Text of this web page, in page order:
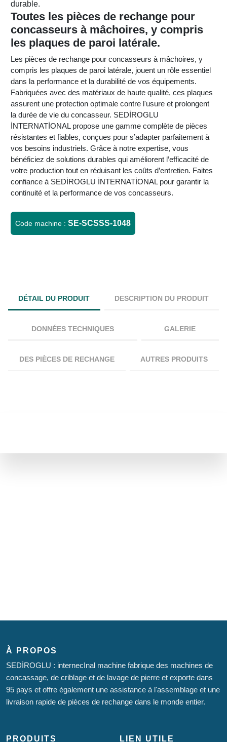
durable.
Toutes les pièces de rechange pour
concasseurs à mâchoires, y compris
les plaques de paroi latérale.
Les pièces de rechange pour concasseurs à mâchoires, y
compris les plaques de paroi latérale, jouent un rôle essentiel
dans la performance et la durabilité de vos équipements.
Fabriquées avec des matériaux de haute qualité, ces plaques
assurent une protection optimale contre l'usure et prolongent
la durée de vie du concasseur. SEDİROGLU
İNTERNATİONAL propose une gamme complète de pièces
résistantes et fiables, conçues pour s’adapter parfaitement à
vos besoins industriels. Grâce à notre expertise, vous
bénéficiez de solutions durables qui améliorent l’efficacité de
votre production tout en réduisant les coûts d’entretien. Faites
confiance à SEDİROGLU İNTERNATİONAL pour garantir la
continuité et la performance de vos concasseurs.
Code machine : SE-SCSSS-1048
DÉTAIL DU PRODUIT DESCRIPTION DU PRODUIT
DONNÉES TECHNIQUES GALERIE
DES PIÈCES DE RECHANGE AUTRES PRODUITS
À PROPOS
SEDİROGLU : internecInal machine fabrique des machines de
concassage, de criblage et de lavage de pierre et exporte dans
95 pays et offre également une assistance à l'assemblage et une
livraison rapide de pièces de rechange dans le monde entier.
PRODUITS LIEN UTILE